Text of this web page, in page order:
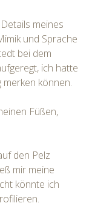
meines
und Sprache
bei dem
ich hatte
können.
Füßen,
den Pelz
mir meine
könnte ich